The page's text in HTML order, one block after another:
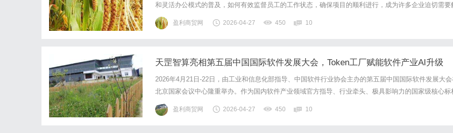
和灵活办公模式的普及，如何有效监督员工的工作状态，确保项目的顺利进行，成为许多企业迫切需要
决的问题。macOS版员工监控软件应运而生，成为企业管理层提升工作效率与管理透明度的重要工具。
什么是员工监控软件？员工监控软件是一种旨在帮助企业管理和监控员工工作时间、活动及行...
盈利商贸网 2026-04-27 450 10
天罡智算亮相第五届中国国际软件发展大会，Token工厂赋能软件产业AI升级
2026年4月21日-22日，由工业和信息化部指导、中国软件行业协会主办的第五届中国国际软件发展大会
北京国家会议中心隆重举办。作为国内软件产业领域官方指导、行业牵头、极具影响力的国家级核心标
盛会，大会聚焦人工智能与软件变革——AI融合与数智出海新机遇主题，汇聚政、产、学、研、用各界
业人士，共探AI技术与软件产业深度融合的创新发展路径。天罡智算作为国内领...
盈利商贸网 2026-04-27 450 10